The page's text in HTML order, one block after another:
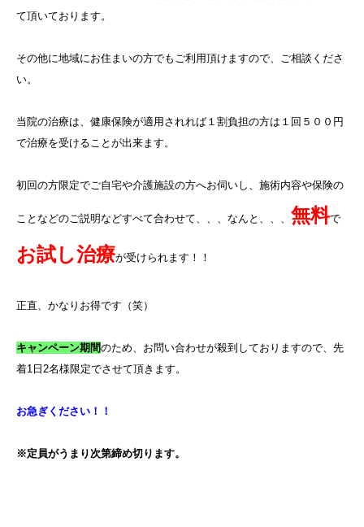
て頂いております。
その他に地域にお住まいの方でもご利用頂けますので、ご相談くださ
い。
当院の治療は、健康保険が適用されれば１割負担の方は１回５００円
で治療を受けることが出来ます。
初回の方限定でご自宅や介護施設の方へお伺いし、施術内容や保険の
ことなどのご説明などすべて合わせて、、、なんと、、、 無料で
お試し治療が受けられます！！
正直、かなりお得です（笑）
キャンペーン期間のため、お問い合わせが殺到しておりますので、先
着1 日 2名様限定でさせて頂きます。
お急ぎください！！
※定員がうまり次第締め切ります。